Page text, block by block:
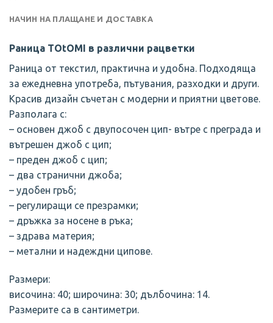
НАЧИН НА ПЛАЩАНЕ И ДОСТАВКА
Раница TOtOMI в различни рацветки
Раница от текстил, практична и удобна. Подходяща
за ежедневна употреба, пътувания, разходки и други.
Красив дизайн съчетан с модерни и приятни цветове.
Разполага с:
– основен джоб с двупосочен цип- вътре с преграда и
вътрешен джоб с цип;
– преден джоб с цип;
– два странични джоба;
– удобен гръб;
– регулиращи се презрамки;
– дръжка за носене в ръка;
– здрава материя;
– метални и надеждни ципове.
Размери:
височина: 40; широчина: 30; дълбочина: 14.
Размерите са в сантиметри.